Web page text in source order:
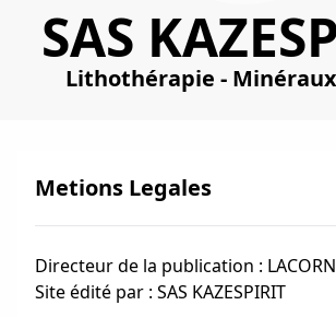
SAS
Lithothérapie -
Metions Legales
Directeur de la publication :
Site édité par : SAS KAZESPIRIT